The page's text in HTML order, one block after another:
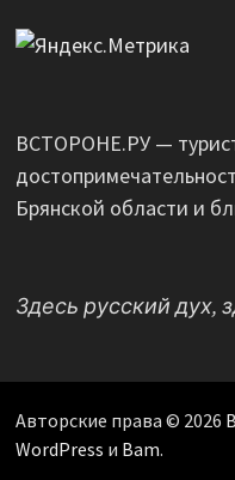
ВСТОРОНЕ.РУ —
Брянской области и
Здесь русский дух,
Авторские права © 2026
WordPress и Bam.